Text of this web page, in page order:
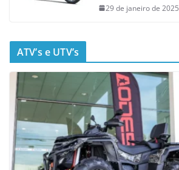
29 de janeiro de 2025
ATV’s e UTV’s